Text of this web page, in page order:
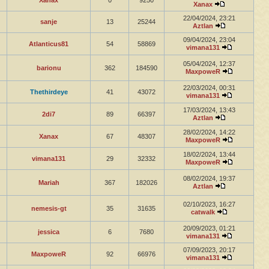
Xanax
sanje 13 25244
22/04/2024, 23:21
Aztlan
Atlanticus81 54 58869
09/04/2024, 23:04
vimana131
barionu 362 184590
05/04/2024, 12:37
MaxpoweR
Thethirdeye 41 43072
22/03/2024, 00:31
vimana131
2di7 89 66397
17/03/2024, 13:43
Aztlan
Xanax 67 48307
28/02/2024, 14:22
MaxpoweR
vimana131 29 32332
18/02/2024, 13:44
MaxpoweR
Mariah 367 182026
08/02/2024, 19:37
Aztlan
nemesis-gt 35 31635
02/10/2023, 16:27
catwalk
jessica 6 7680
20/09/2023, 01:21
vimana131
MaxpoweR 92 66976
07/09/2023, 20:17
vimana131